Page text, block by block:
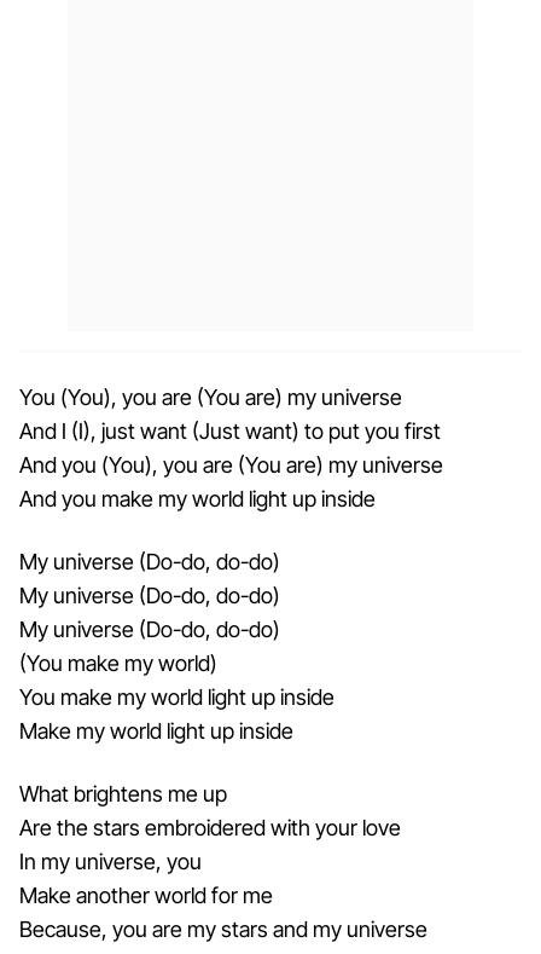
You (You), you are (You are) my universe
And I (I), just want (Just want) to put you first
And you (You), you are (You are) my universe
And you make my world light up inside
My universe (Do-do, do-do)
My universe (Do-do, do-do)
My universe (Do-do, do-do)
(You make my world)
You make my world light up inside
Make my world light up inside
What brightens me up
Are the stars embroidered with your love
In my universe, you
Make another world for me
Because, you are my stars and my universe